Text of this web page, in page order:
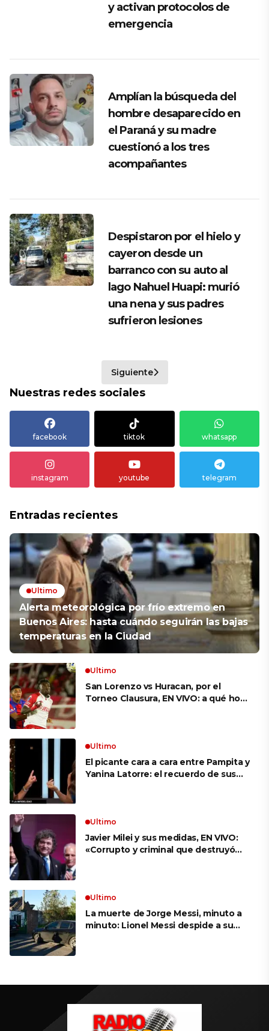
y activan protocolos de
emergencia
Amplían la búsqueda del
hombre desaparecido en
el Paraná y su madre
cuestionó a los tres
acompañantes
Despistaron por el hielo y
cayeron desde un
barranco con su auto al
lago Nahuel Huapi: murió
una nena y sus padres
sufrieron lesiones
Siguiente
Nuestras redes sociales
facebook tiktok whatsapp
instagram youtube telegram
Entradas recientes
Ultimo
Alerta meteorológica por frío extremo en
Buenos Aires: hasta cuándo seguirán las bajas
temperaturas en la Ciudad
Ultimo
San Lorenzo vs Huracan, por el
Torneo Clausura, EN VIVO: a qué hora
Ultimo
El picante cara a cara entre Pampita y
Yanina Latorre: el recuerdo de sus
Ultimo
Javier Milei y sus medidas, EN VIVO:
«Corrupto y criminal que destruyó
Ultimo
La muerte de Jorge Messi, minuto a
minuto: Lionel Messi despide a su